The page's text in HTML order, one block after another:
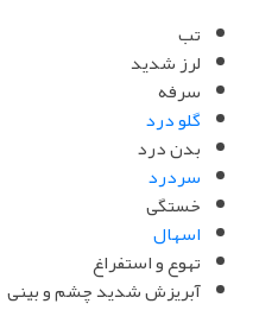
تب
لرز شدید
سرفه
گلو درد
بدن درد
سردرد
خستگی
اسهال
تهوع و استفراغ
آبریزش شدید چشم و بینی